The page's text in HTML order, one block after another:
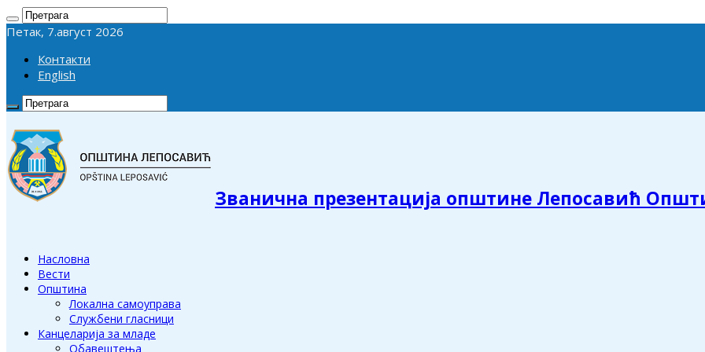
Петак, 7.август 2026
Контакти
English
Званична презентација општине Лепосавић
Насловна
Вести
Општина
Локална самоуправа
Службени гласници
Канцеларија за младе
Обавештења